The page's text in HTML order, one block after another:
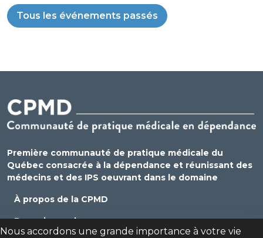
Tous les événements passés
Première communauté de pratique médicale du
Québec consacrée à la dépendance et réunissant des
médecins et des IPS oeuvrant dans le domaine
À propos de la CPMD
Devenir membre
Nous accordons une grande importance à votre vie